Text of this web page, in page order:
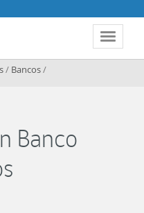
Toggle
/ Bancos/
Banco